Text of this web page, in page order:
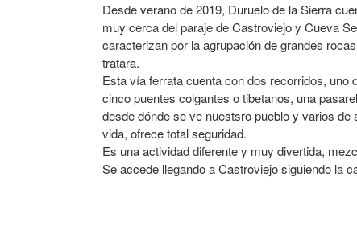
Desde verano de 2019, Duruelo de la Sierra
muy cerca del paraje de Castroviejo y Cueva
caracterizan por la agrupación de grandes
tratara.
Esta vía ferrata cuenta con dos recorridos,
cinco puentes colgantes o tibetanos, una
desde dónde se ve nuestsro pueblo y varios
vida, ofrece total seguridad.
Es una actividad diferente y muy divertida,
Se accede llegando a Castroviejo siguiendo la